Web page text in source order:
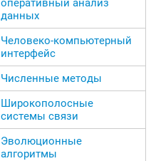
оперативный анализ
данных
Человеко-компьютерный
интерфейс
Численные методы
Широкополосные
системы связи
Эволюционные
алгоритмы